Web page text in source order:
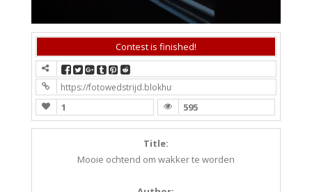
Contest is finished!
https://fotowedstrijd.blokhutboot.nl/fotowedstrijd-5/
1 595
Title:
Mooie ochtend om wakker te worden